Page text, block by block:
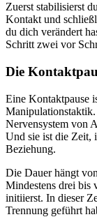
Zuerst stabilisierst
Kontakt und
du dich verändert
Schritt zwei vor
Die
Eine Kontaktpause
Nervensystem von
Und sie ist die Zeit,
Beziehung.
Die Dauer hängt
Mindestens drei bis
initiierst. In dieser
Trennung geführt